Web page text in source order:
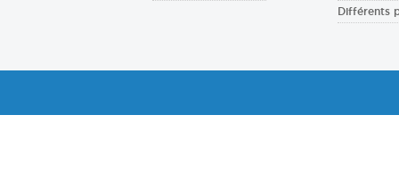
Différents